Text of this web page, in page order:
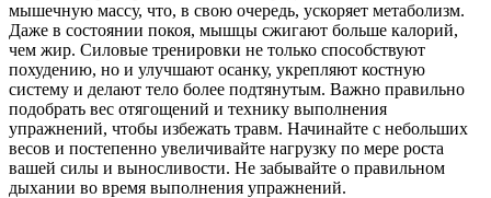
мышечную массу, что, в свою очередь, ускоряет метаболизм.
Даже в состоянии покоя, мышцы сжигают больше калорий,
чем жир. Силовые тренировки не только способствуют
похудению, но и улучшают осанку, укрепляют костную
систему и делают тело более подтянутым. Важно правильно
подобрать вес отягощений и технику выполнения
упражнений, чтобы избежать травм. Начинайте с небольших
весов и постепенно увеличивайте нагрузку по мере роста
вашей силы и выносливости. Не забывайте о правильном
дыхании во время выполнения упражнений.